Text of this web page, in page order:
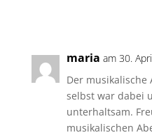
maria am 30.
Der musikalische
selbst war dabei
unterhaltsam.
musikalischen